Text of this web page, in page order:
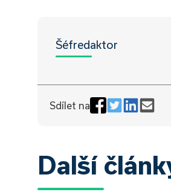
Šéfredaktor
Sdílet na
Další